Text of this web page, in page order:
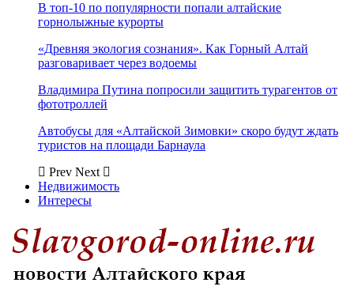
В топ-10 по популярности попали алтайские
горнолыжные курорты
«Древняя экология сознания». Как Горный Алтай
разговаривает через водоемы
Владимира Путина попросили защитить турагентов от
фототроллей
Автобусы для «Алтайской Зимовки» скоро будут ждать
туристов на площади Барнаула
Prev Next
Недвижимость
Интересы